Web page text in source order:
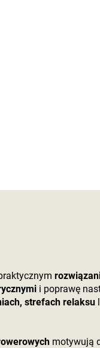
i poprawę
strefach relaksu
motywują